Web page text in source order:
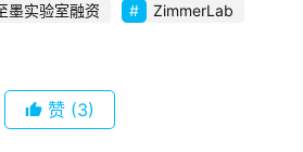
墨实验室融资
ZimmerLab
赞 (3)